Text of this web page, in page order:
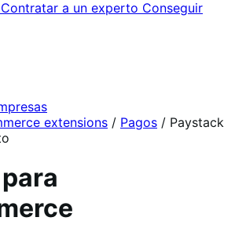
Contratar a un experto Conseguir
extensions / Pagos / Paystack